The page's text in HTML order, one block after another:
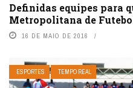
Definidas equipes para
Metropolitana de
16 DE MAIO DE 2016
ESPORTES TEMPO REAL